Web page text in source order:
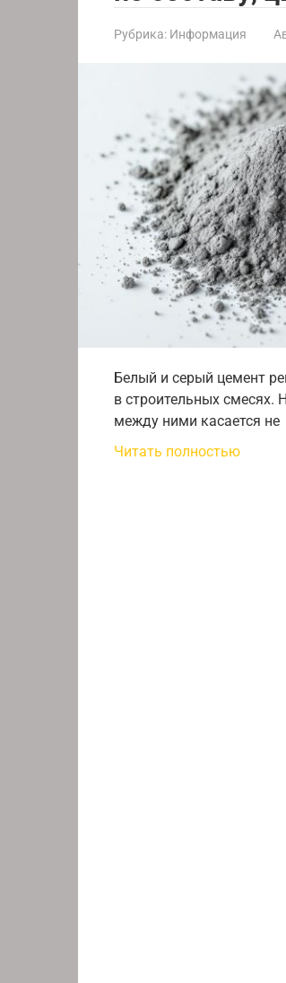
Рубрика: Информация
Белый и серый цемент
в строительных смесях.
между ними касается не
Читать полностью